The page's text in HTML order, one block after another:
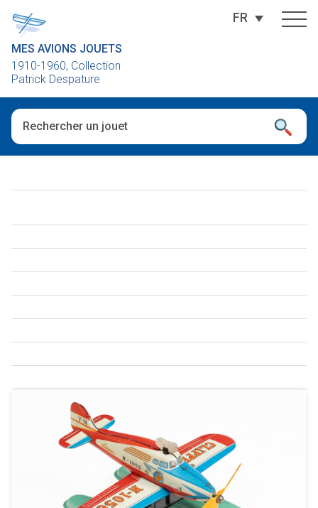
MES AVIONS JOUETS
1910-1960, Collection
Patrick Despature
FR